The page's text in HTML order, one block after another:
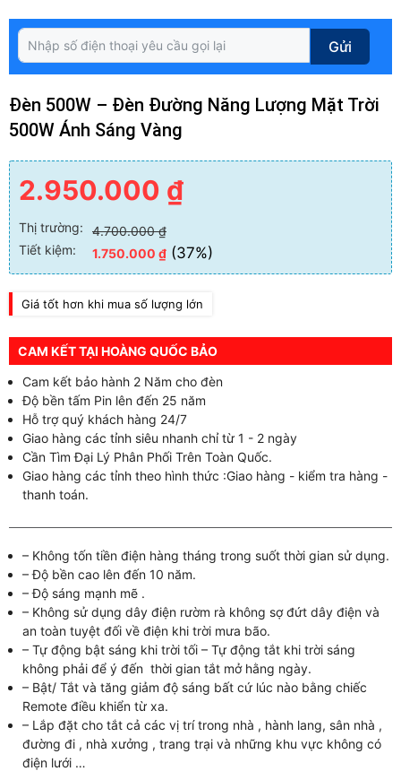
Gửi
Đèn 500W – Đèn Đường Năng Lượng Mặt Trời
500W Ánh Sáng Vàng
2.950.000 ₫
Thị trường: 4.700.000₫
Tiết kiệm:
1.750.000 ₫ (37%)
Giá tốt hơn khi mua số lượng lớn
CAM KẾT TẠI HOÀNG QUỐC BẢO
Cam kết bảo hành 2 Năm cho đèn
Độ bền tấm Pin lên đến 25 năm
Hỗ trợ quý khách hàng 24/7
Giao hàng các tỉnh siêu nhanh chỉ từ 1 - 2 ngày
Cần Tìm Đại Lý Phân Phối Trên Toàn Quốc.
Giao hàng các tỉnh theo hình thức :Giao hàng - kiểm tra hàng -
thanh toán.
– Không tốn tiền điện hàng tháng trong suốt thời gian sử dụng.
– Độ bền cao lên đến 10 năm.
– Độ sáng mạnh mẽ .
– Không sử dụng dây điện rườm rà không sợ đứt dây điện và
an toàn tuyệt đối về điện khi trời mưa bão.
– Tự động bật sáng khi trời tối – Tự động tắt khi trời sáng
không phải để ý đến thời gian tắt mở hằng ngày.
– Bật/ Tắt và tăng giảm độ sáng bất cứ lúc nào bằng chiếc
Remote điều khiển từ xa.
– Lắp đặt cho tắt cả các vị trí trong nhà , hành lang, sân nhà ,
đường đi , nhà xưởng , trang trại và những khu vực không có
điện lưới …